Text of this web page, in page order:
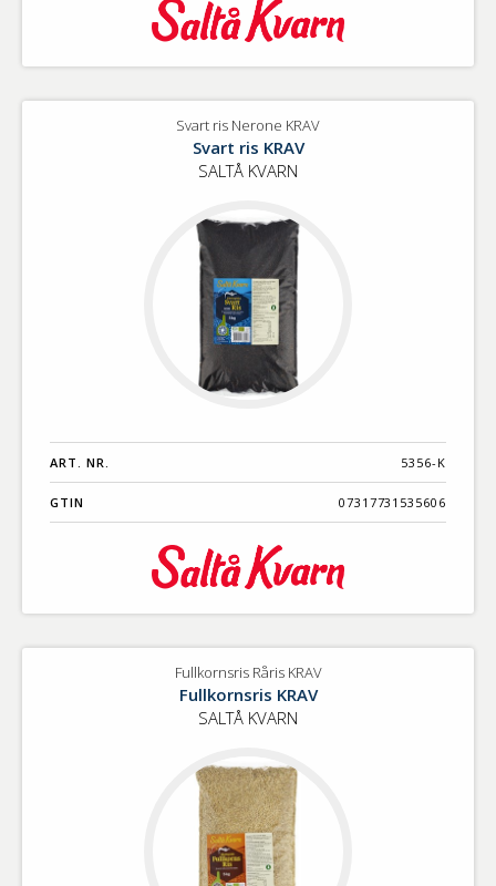
Svart ris Nerone KRAV
Svart ris KRAV
SALTÅ KVARN
ART. NR. 5356-K
GTIN 07317731535606
Fullkornsris Råris KRAV
Fullkornsris KRAV
SALTÅ KVARN